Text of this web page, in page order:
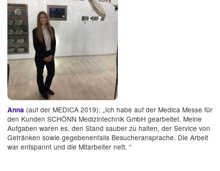
Anna (auf der MEDICA 2019): „Ich habe auf der Medica Messe für
den Kunden SCHÖNN Medizintechnik GmbH gearbeitet. Meine
Aufgaben waren es, den Stand sauber zu halten, der Service von
Getränken sowie gegebenenfalls Besucheransprache. Die Arbeit
war entspannt und die Mitarbeiter nett. “